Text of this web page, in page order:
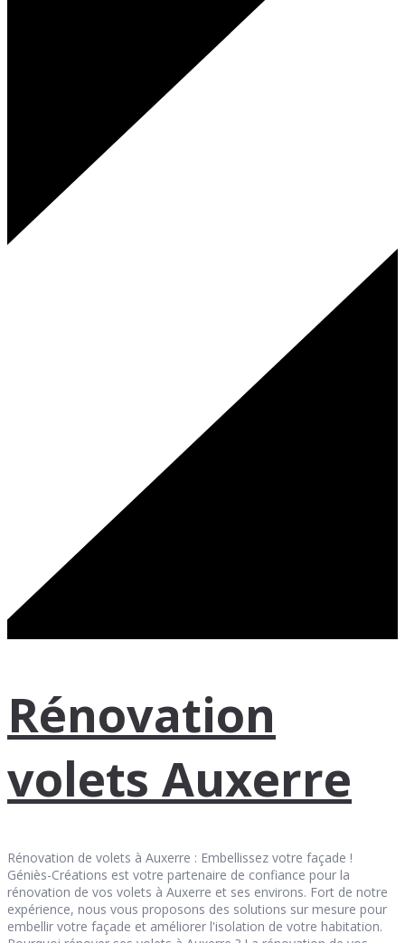
Rénovation
volets Auxerre
Rénovation de volets à Auxerre : Embellissez votre façade !
Géniès-Créations est votre partenaire de confiance pour la
rénovation de vos volets à Auxerre et ses environs. Fort de notre
expérience, nous vous proposons des solutions sur mesure pour
embellir votre façade et améliorer l'isolation de votre habitation.